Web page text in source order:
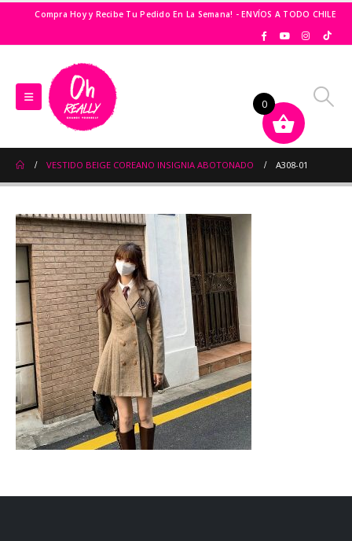
Compra Hoy y Recibe Tu Pedido En La Semana! - ENVÍOS A TODO CHILE
VESTIDO BEIGE COREANO INSIGNIA ABOTONADO A308-01
0